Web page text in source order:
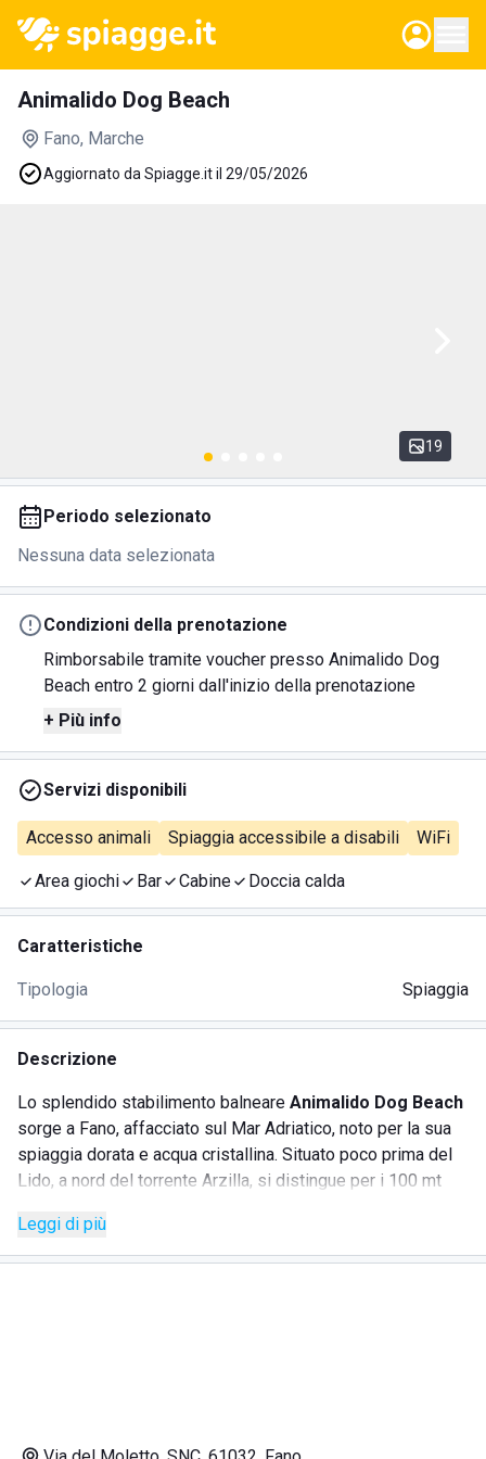
Animalido Dog Beach
Fano, Marche
Aggiornato da Spiagge.it il 29/05/2026
19
Periodo selezionato
Nessuna data selezionata
Condizioni della prenotazione
Rimborsabile tramite voucher presso Animalido Dog
Beach entro 2 giorni dall'inizio della prenotazione
+ Più info
Servizi disponibili
Accesso animali Spiaggia accessibile a disabili WiFi
Area giochi Bar Cabine Doccia calda
Caratteristiche
Tipologia Spiaggia
Descrizione
Lo splendido stabilimento balneare Animalido Dog Beach
sorge a Fano, affacciato sul Mar Adriatico, noto per la sua
spiaggia dorata e acqua cristallina. Situato poco prima del
Lido, a nord del torrente Arzilla, si distingue per i 100 mt
possono fare un tuffo in sicurezza grazie all'area
balneabile delimitata da boe. La struttura offre numerosi
Leggi di più